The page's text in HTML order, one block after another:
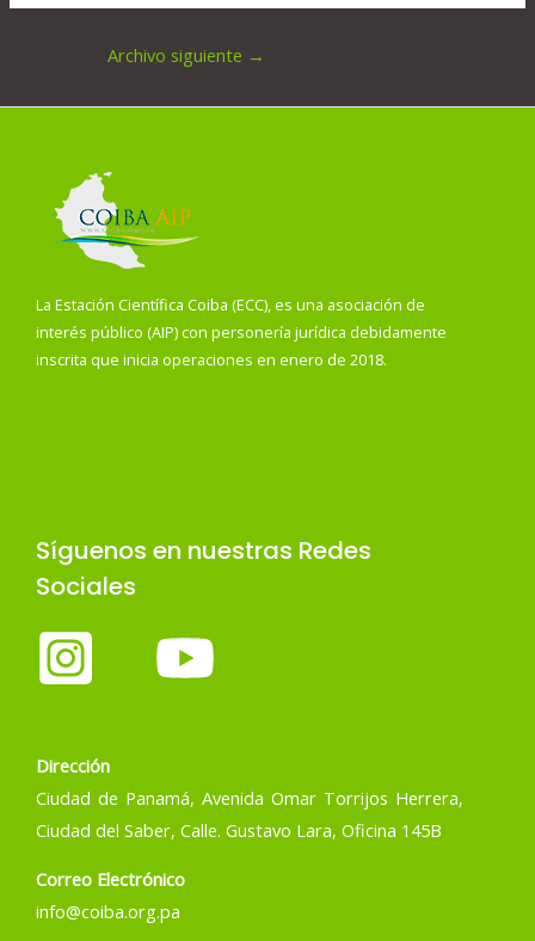
Archivo siguiente →
La Estación Científica Coiba (ECC), es una asociación de
interés público (AIP) con personería jurídica debidamente
inscrita que inicia operaciones en enero de 2018.
Síguenos en nuestras Redes
Sociales
Dirección
Ciudad de Panamá, Avenida Omar Torrijos Herrera,
Ciudad del Saber, Calle. Gustavo Lara, Oficina 145B
Correo Electrónico
info@coiba.org.pa